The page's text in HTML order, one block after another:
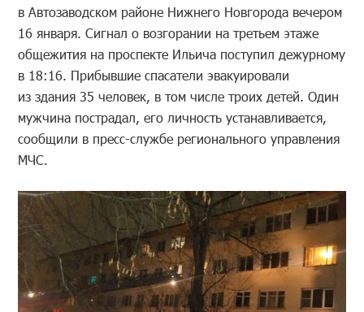
в Автозаводском районе Нижнего Новгорода вечером
16 января. Сигнал о возгорании на третьем этаже
общежития на проспекте Ильича поступил дежурному
в 18:16. Прибывшие спасатели эвакуировали
из здания 35 человек, в том числе троих детей. Один
мужчина пострадал, его личность устанавливается,
сообщили в пресс-службе регионального управления
МЧС.